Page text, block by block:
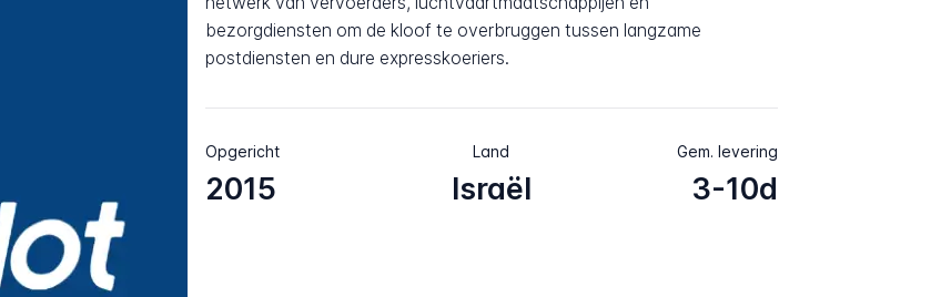
bezorgdiensten om de kloof te overbruggen tussen langzame
postdiensten en dure expresskoeriers.
Opgericht
2015
Land
Israël
Gem. levering
3-10d